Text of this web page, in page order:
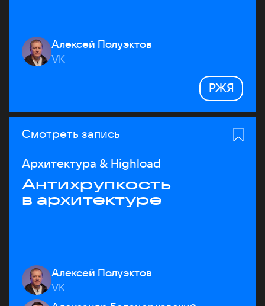
Алексей Полуэктов
VK
РЖЯ
Смотреть запись
Архитектура & Highload
Антихрупкость
в архитектуре
Алексей Полуэктов
VK